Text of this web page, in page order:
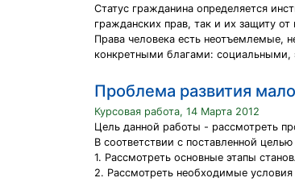
Статус гражданина определяется
гражданских прав, так и их защиту от
Права человека есть неотъемлемые,
конкретными благами:
Проблема развития
Курсовая работа, 14 Марта 2012
Цель данной работы - рассмотреть
В соответствии с поставленной
1. Рассмотреть основные этапы
2. Рассмотреть необходимые